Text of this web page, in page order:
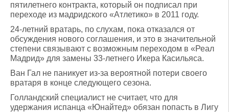
пятилетнего контракта, который он подписал при
переходе из мадридского «Атлетико» в 2011 году.
24-летний вратарь, по слухам, пока отказался от
обсуждения нового соглашения, и это в значительной
степени связывают с возможным переходом в «Реал
Мадрид» для замены 33-летнего Икера Касильяса.
Ван Гал не паникует из-за вероятной потери своего
вратаря в конце следующего сезона.
Голландский специалист не считает, что для
удержания испанца «Юнайтед» обязан попасть в Лигу